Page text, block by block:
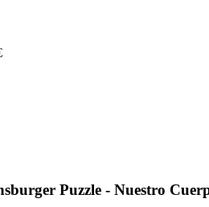
Puzzle - Nuestro